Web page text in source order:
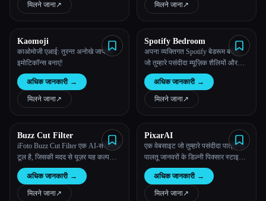
मिलने जाना↗︎ मिलने जाना↗︎
Kaomoji
काओमोजी एआई: तुरन्त अनोखे जापानी
इमोटिकॉन्स बनाएं!
अधिक जानकारी →
मिलने जाना↗︎
Spotify Bedroom
अपना व्यक्तिगत Spotify बेडरूम बनाएं,
जो तुम्हारे पसंदीदा म्यूज़िक शैलियों और
सुनने की आदतों के आधार पर AI द्वारा
डिज़ाइन किया गया एक अनोखा स्थान है।
अधिक जानकारी →
मिलने जाना↗︎
Buzz Cut Filter
iFoto Buzz Cut Filter एक AI-संचालित
टूल है, जिसकी मदद से यूज़र यह कल्पना
कर सकते हैं कि बज़ कट हेयरस्टाइल के
साथ वे कैसे दिखेंगे।
अधिक जानकारी →
मिलने जाना↗︎
PixarAI
एक वेबसाइट जो तुम्हारे पसंदीदा पात्रों या
पालतू जानवरों के डिज़्नी पिक्सार स्टाइल
के पोस्टर बनाती है
अधिक जानकारी →
मिलने जाना↗︎